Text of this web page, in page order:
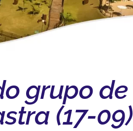
grupo de
(17-09)